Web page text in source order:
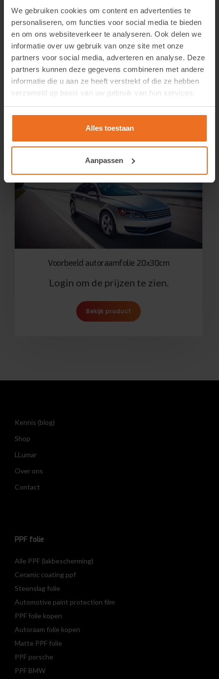
We gebruiken cookies om content en advertenties te
personaliseren, om functies voor social media te bieden
en om ons websiteverkeer te analyseren. Ook delen we
informatie over uw gebruik van onze site met onze
partners voor social media, adverteren en analyse. Deze
partners kunnen deze gegevens combineren met andere
informatie die u aan ze heeft verstrekt of die ze hebben
verzameld op basis van uw gebruik van hun services.
Alles toestaan
Aanpassen
LLumar Swatchbook Autofilms Engels (2020)
Login om de prijzen te zien.
Voorbeeld autoraamfolie 20x30cm
Login om de prijzen te zien.
Bekijk product
Kennis (blog)
Shop
LLumar
Over ons
Contact
PPF folie
Alle PPF (lakbescherming)
Ceramic coating ppf
Steenslag folie
Automotive paint protection film
PPF folie kopen
Autoraam folie kopen
Matte PPF folie
PPF porsche
PPF BMW